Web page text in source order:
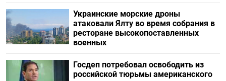
Украинские морские дроны
атаковали Ялту во время собрания в
ресторане высокопоставленных
военных
Госдеп потребовал освободить из
российской тюрьмы американского